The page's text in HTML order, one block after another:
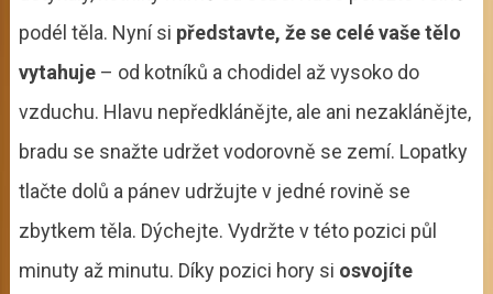
podél těla. Nyní si představte, že se celé vaše tělo
vytahuje– od kotníků a chodidel až vysoko do
vzduchu. Hlavu nepředklánějte, ale ani nezaklánějte,
bradu se snažte udržet vodorovně se zemí. Lopatky
tlačte dolů a pánev udržujte v jedné rovině se
zbytkem těla. Dýchejte. Vydržte v této pozici půl
minuty až minutu. Díky pozici hory si osvojíte